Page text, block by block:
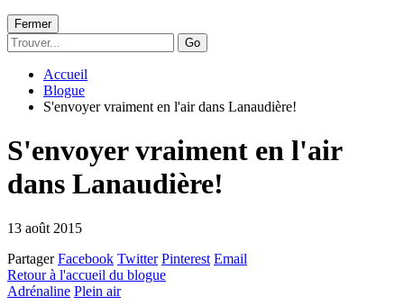
Fermer
Go
Accueil
Blogue
S'envoyer vraiment en l'air dans Lanaudière!
S'envoyer vraiment en l'air
dans Lanaudière!
13 août 2015
Partager Facebook Twitter Pinterest Email
Retour à l'accueil du blogue
Adrénaline Plein air